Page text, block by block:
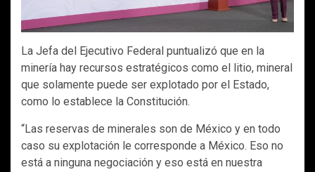
La Jefa del Ejecutivo Federal puntualizó que en la
minería hay recursos estratégicos como el litio, mineral
que solamente puede ser explotado por el Estado,
como lo establece la Constitución.
“Las reservas de minerales son de México y en todo
caso su explotación le corresponde a México. Eso no
está a ninguna negociación y eso está en nuestra